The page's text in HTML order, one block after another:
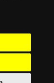
| Letzte
Uhr